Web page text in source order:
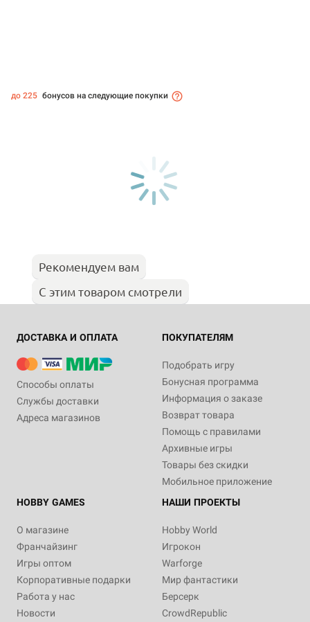
до 225 бонусов на следующие покупки
Рекомендуем вам
С этим товаром смотрели
ДОСТАВКА И ОПЛАТА
Способы оплаты
Службы доставки
Адреса магазинов
ПОКУПАТЕЛЯМ
Подобрать игру
Бонусная программа
Информация о заказе
Возврат товара
Помощь с правилами
Архивные игры
Товары без скидки
Мобильное приложение
HOBBY GAMES
О магазине
Франчайзинг
Игры оптом
Корпоративные подарки
Работа у нас
Новости
НАШИ ПРОЕКТЫ
Hobby World
Игрокон
Warforge
Мир фантастики
Берсерк
CrowdRepublic